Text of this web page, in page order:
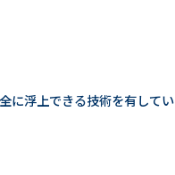
に浮上できる技術を有してい